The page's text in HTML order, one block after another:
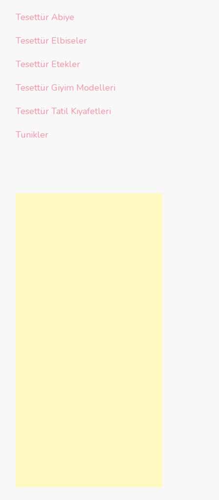
Tesettür Abiye
Tesettür Elbiseler
Tesettür Etekler
Tesettür Giyim Modelleri
Tesettür Tatil Kıyafetleri
Tunikler